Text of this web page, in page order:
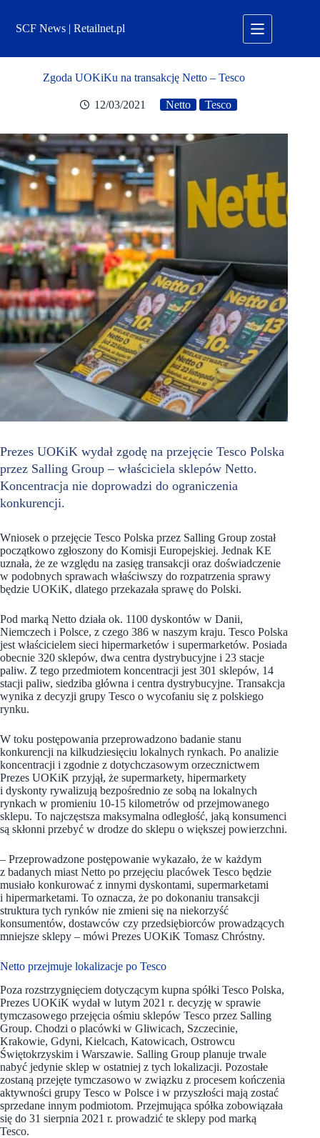
treściSCF News | Retailnet.pl
Zgoda UOKiKu na transakcję Netto – Tesco
12/03/2021 Netto Tesco
Prezes UOKiK wydał zgodę na przejęcie Tesco Polska
przez Salling Group – właściciela sklepów Netto.
Koncentracja nie doprowadzi do ograniczenia
konkurencji.
Wniosek o przejęcie Tesco Polska przez Salling Group został
początkowo zgłoszony do Komisji Europejskiej. Jednak KE
uznała, że ze względu na zasięg transakcji oraz doświadczenie
w podobnych sprawach właściwszy do rozpatrzenia sprawy
będzie UOKiK, dlatego przekazała sprawę do Polski.
Pod marką Netto działa ok. 1100 dyskontów w Danii,
Niemczech i Polsce, z czego 386 w naszym kraju. Tesco Polska
jest właścicielem sieci hipermarketów i supermarketów. Posiada
obecnie 320 sklepów, dwa centra dystrybucyjne i 23 stacje
paliw. Z tego przedmiotem koncentracji jest 301 sklepów, 14
stacji paliw, siedziba główna i centra dystrybucyjne. Transakcja
wynika z decyzji grupy Tesco o wycofaniu się z polskiego
rynku.
W toku postępowania przeprowadzono badanie stanu
konkurencji na kilkudziesięciu lokalnych rynkach. Po analizie
koncentracji i zgodnie z dotychczasowym orzecznictwem
Prezes UOKiK przyjął, że supermarkety, hipermarkety
i dyskonty rywalizują bezpośrednio ze sobą na lokalnych
rynkach w promieniu 10-15 kilometrów od przejmowanego
sklepu. To najczęstsza maksymalna odległość, jaką konsumenci
są skłonni przebyć w drodze do sklepu o większej powierzchni.
– Przeprowadzone postępowanie wykazało, że w każdym
z badanych miast Netto po przejęciu placówek Tesco będzie
musiało konkurować z innymi dyskontami, supermarketami
i hipermarketami. To oznacza, że po dokonaniu transakcji
struktura tych rynków nie zmieni się na niekorzyść
konsumentów, dostawców czy przedsiębiorców prowadzących
mniejsze sklepy – mówi Prezes UOKiK Tomasz Chróstny.
Netto przejmuje lokalizacje po Tesco
Poza rozstrzygnięciem dotyczącym kupna spółki Tesco Polska,
Prezes UOKiK wydał w lutym 2021 r. decyzję w sprawie
tymczasowego przejęcia ośmiu sklepów Tesco przez Salling
Group. Chodzi o placówki w Gliwicach, Szczecinie,
Krakowie, Gdyni, Kielcach, Katowicach, Ostrowcu
Świętokrzyskim i Warszawie. Salling Group planuje trwale
nabyć jedynie sklep w ostatniej z tych lokalizacji. Pozostałe
zostaną przejęte tymczasowo w związku z procesem kończenia
aktywności grupy Tesco w Polsce i w przyszłości mają zostać
sprzedane innym podmiotom. Przejmująca spółka zobowiązała
się do 31 sierpnia 2021 r. prowadzić te sklepy pod marką
Tesco.